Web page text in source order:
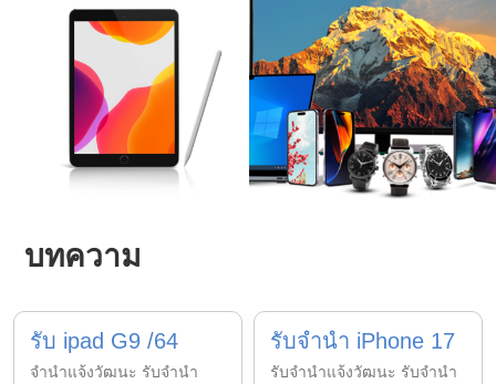
บทความ
รับ ipad G9 /64
จํานําแจ้งวัฒนะ รับจํานํา
รับจำนำ iPhone 17
รับจํานําแจ้งวัฒนะ รับจํานํา